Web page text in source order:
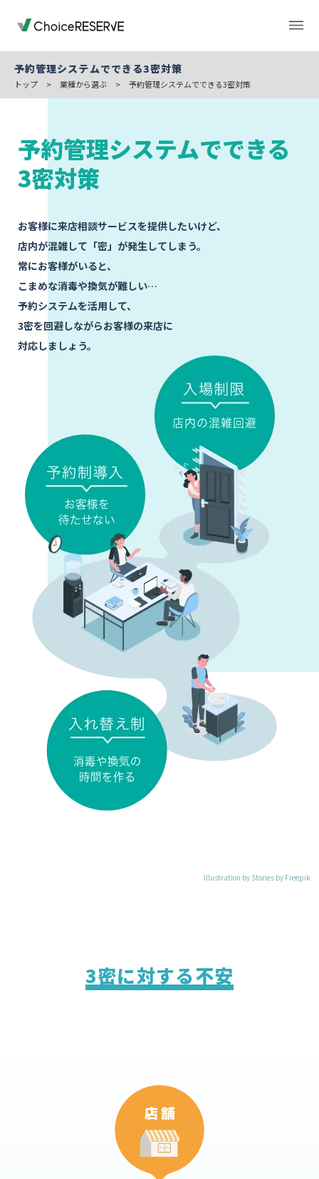
機能 導入事例
ご利用の流れ
資料ダウンロード
お問い合わせ
予約管理システムでできる3密対策
トップ > 業種から選ぶ > 予約管理システムでできる3密対策
予約管理システムでできる
3密対策
お客様に来店相談サービスを提供したいけど、
店内が混雑して「密」が発生してしまう。
常にお客様がいると、
こまめな消毒や換気が難しい…
予約システムを活用して、
3密を回避しながらお客様の来店に
対応しましょう。
Illustration by Stories by Freepik
3密に対する不安